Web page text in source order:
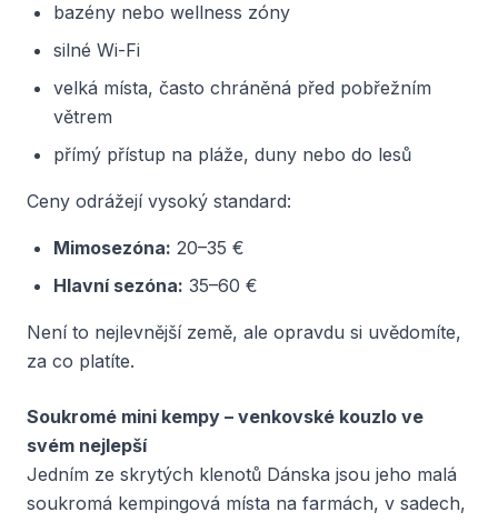
bazény nebo wellness zóny
silné Wi-Fi
velká místa, často chráněná před pobřežním
větrem
přímý přístup na pláže, duny nebo do lesů
Ceny odrážejí vysoký standard:
Mimosezóna: 20–35 €
Hlavní sezóna: 35–60 €
Není to nejlevnější země, ale opravdu si uvědomíte,
za co platíte.
Soukromé mini kempy – venkovské kouzlo ve
svém nejlepší
Jedním ze skrytých klenotů Dánska jsou jeho malá
soukromá kempingová místa na farmách, v sadech,